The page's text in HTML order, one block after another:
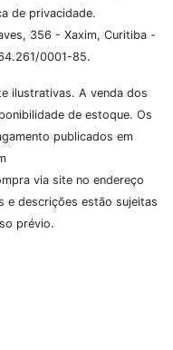
de privacidade.
356 - Xaxim, Curitiba -
0001-85.
ilustrativas. A venda dos
de estoque. Os
publicados em
via site no endereço
e descrições estão sujeitas
prévio.